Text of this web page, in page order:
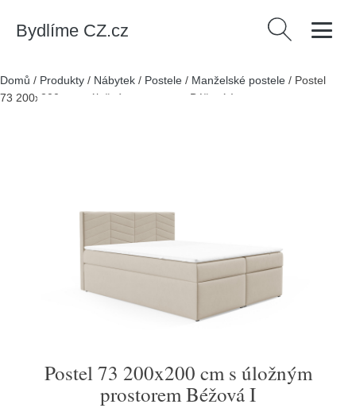
Bydlíme CZ.cz Vyhledávání
Domů / Produkty / Nábytek / Postele / Manželské postele / Postel
73 200x200 cm s úložným prostorem Béžová I
Postel 73 200x200 cm s úložným
prostorem Béžová I